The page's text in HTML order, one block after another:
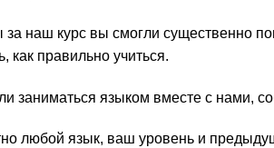
за наш курс вы смогли существенно
как правильно учиться.
заниматься языком вместе с нами,
любой язык, ваш уровень и